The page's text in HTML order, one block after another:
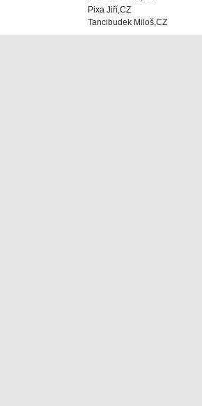
Pixa Jiří,CZ
Tancibudek Miloš,CZ